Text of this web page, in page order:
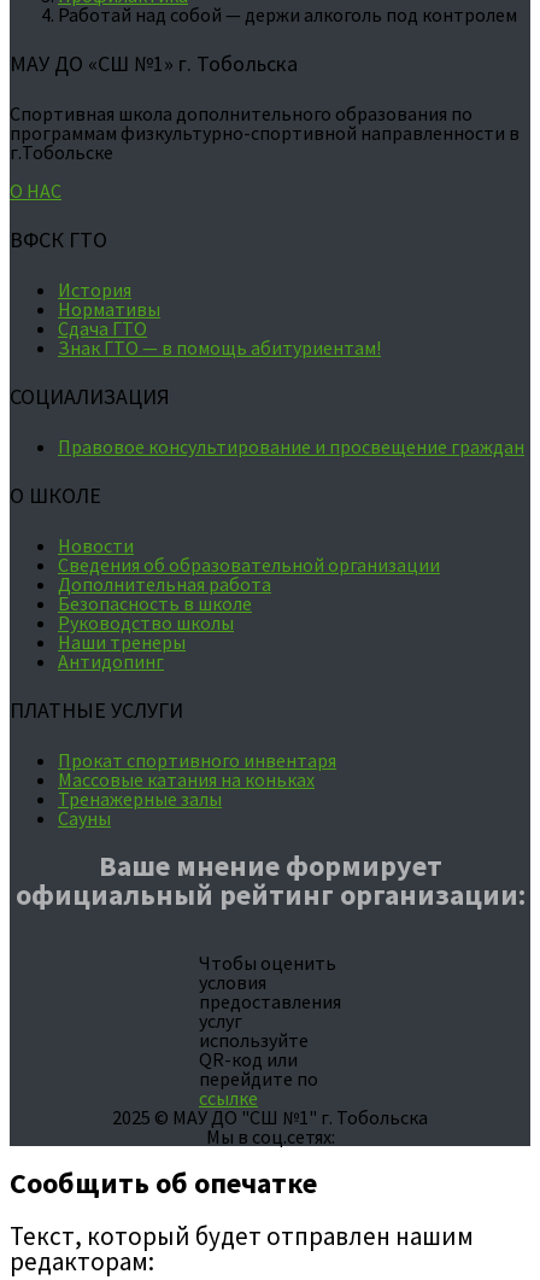
Работай над собой — держи алкоголь под контролем
МАУ ДО «СШ №1» г. Тобольска
Спортивная школа дополнительного образования по
программам физкультурно-спортивной направленности в
г.Тобольске
О НАС
ВФСК ГТО
История
Нормативы
Сдача ГТО
Знак ГТО — в помощь абитуриентам!
СОЦИАЛИЗАЦИЯ
Правовое консультирование и просвещение граждан
О ШКОЛЕ
Новости
Сведения об образовательной организации
Дополнительная работа
Безопасность в школе
Руководство школы
Наши тренеры
Антидопинг
ПЛАТНЫЕ УСЛУГИ
Прокат спортивного инвентаря
Массовые катания на коньках
Тренажерные залы
Сауны
Ваше мнение формирует
официальный рейтинг организации:
Чтобы оценить
условия
предоставления
услуг
используйте
QR-код или
перейдите по
ссылке
2025 © МАУ ДО "СШ №1" г. Тобольска
Мы в соц.сетях:
Сообщить об опечатке
Текст, который будет отправлен нашим
редакторам: